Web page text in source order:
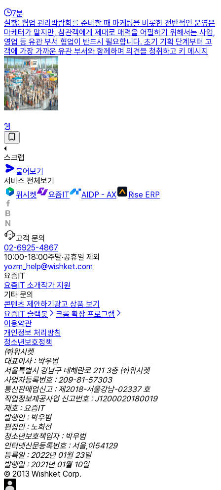
7분
실행: 협업 관리박람회를 준비할 때 마케팅을 비롯한 전반적인 운영은
마케터가 맡지만, 참관객에게 제대로 매력을 어필하기 위해서는 사업,
영업 등 유관 부서 협업이 반드시 필요합니다. 초기 기획 단계부터 고
객에 가장 가까운 유관 부서와 함께하며 의견을 청취하고 키 메시지
웽
스크랩
물어보기
서비스 전체보기
위시켓
요즘IT AIDP - AX Rise ERP
고객 문의
02-6925-4867
10:00-18:00주말·공휴일 제외
yozm_help@wishket.com
요즘IT
요즘IT 소개작가 지원
기타 문의
콘텐츠 제안하기 광고 상품 보기
요즘IT 슬랙봇
크롬 확장 프로그램
이용약관
개인정보 처리방침
청소년보호정책
㈜위시켓
대표이사 : 박우범
서울특별시 강남구 테헤란로 211 3층 ㈜위시켓
사업자등록번호 : 209-81-57303
통신판매업신고 : 제2018-서울강남-02337 호
직업정보제공사업 신고번호 : J1200020180019
제호 : 요즘IT
발행인 : 박우범
편집인 : 노희선
청소년보호책임자 : 박우범
인터넷신문등록번호 : 서울,아54129
등록일 : 2022년 01월 23일
발행일 : 2021년 01월 10일
© 2013 Wishket Corp.